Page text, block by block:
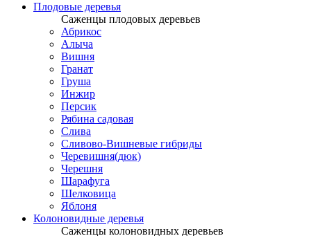
Плодовые деревья
Саженцы плодовых деревьев
Абрикос
Алыча
Вишня
Гранат
Груша
Инжир
Персик
Рябина садовая
Слива
Сливово-Вишневые гибриды
Черевишня(дюк)
Черешня
Шарафуга
Шелковица
Яблоня
Колоновидные деревья
Саженцы колоновидных деревьев